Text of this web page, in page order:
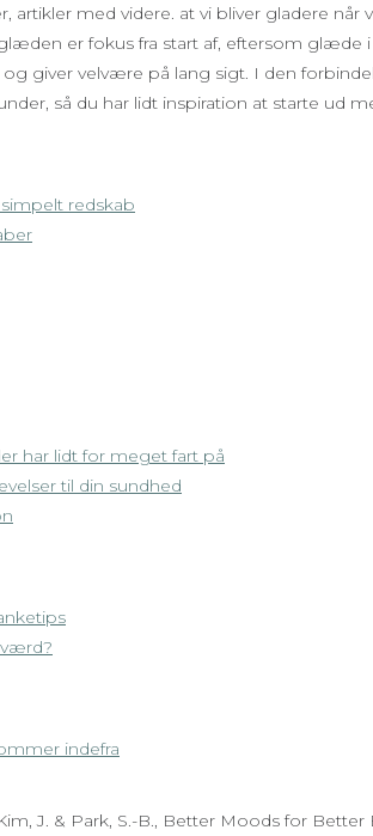
artikler med videre. at vi bliver gladere når
er fokus fra start af, eftersom
giver velvære på lang sigt. I den
så du har lidt inspiration at starte ud
redskab
har lidt for meget fart på
til din sundhed
indefra
J. & Park, S.-B., Better Moods for